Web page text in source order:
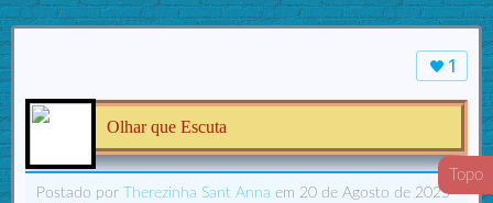
1
Olhar que Escuta
Postado por Therezinha Sant Anna em 20 de Agosto de 2025
Topo